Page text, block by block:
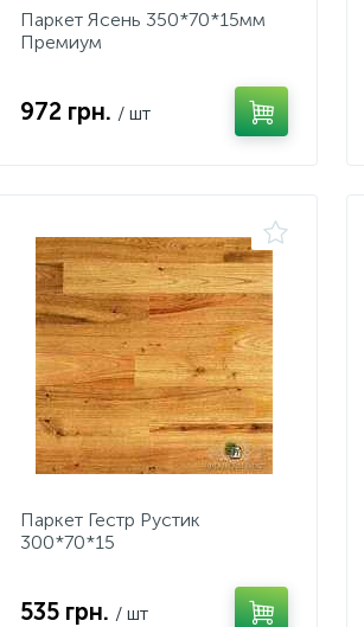
Паркет Ясень 350*70*15мм
Премиум
972 грн. / шт
Паркет Гестр Рустик
300*70*15
535 грн. / шт